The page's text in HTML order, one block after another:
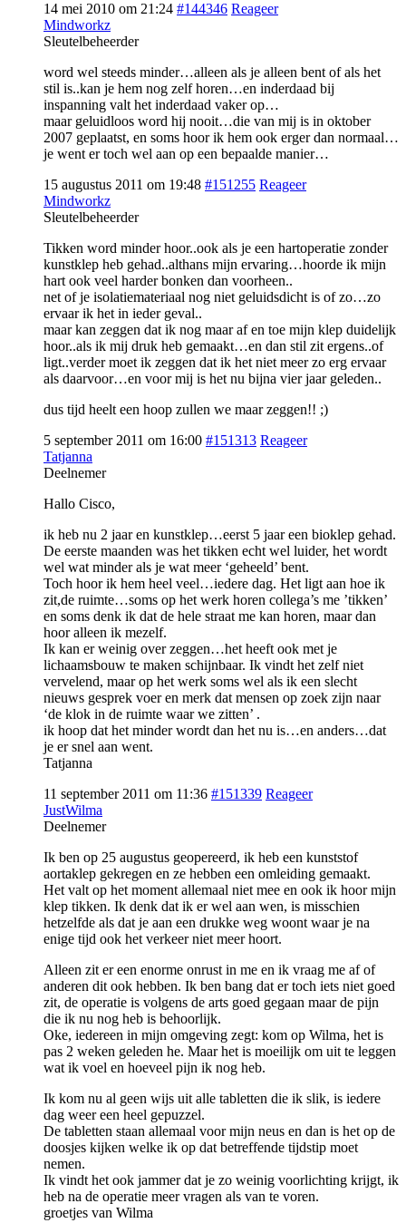
14 mei 2010 om 21:24 #144346 Reageer
Mindworkz
Sleutelbeheerder
word wel steeds minder…alleen als je alleen bent of als het
stil is..kan je hem nog zelf horen…en inderdaad bij
inspanning valt het inderdaad vaker op…
maar geluidloos word hij nooit…die van mij is in oktober
2007 geplaatst, en soms hoor ik hem ook erger dan normaal…
je went er toch wel aan op een bepaalde manier…
15 augustus 2011 om 19:48 #151255 Reageer
Mindworkz
Sleutelbeheerder
Tikken word minder hoor..ook als je een hartoperatie zonder
kunstklep heb gehad..althans mijn ervaring…hoorde ik mijn
hart ook veel harder bonken dan voorheen..
net of je isolatiemateriaal nog niet geluidsdicht is of zo…zo
ervaar ik het in ieder geval..
maar kan zeggen dat ik nog maar af en toe mijn klep duidelijk
hoor..als ik mij druk heb gemaakt…en dan stil zit ergens..of
ligt..verder moet ik zeggen dat ik het niet meer zo erg ervaar
als daarvoor…en voor mij is het nu bijna vier jaar geleden..
dus tijd heelt een hoop zullen we maar zeggen!! ;)
5 september 2011 om 16:00 #151313 Reageer
Tatjanna
Deelnemer
Hallo Cisco,
ik heb nu 2 jaar en kunstklep…eerst 5 jaar een bioklep gehad.
De eerste maanden was het tikken echt wel luider, het wordt
wel wat minder als je wat meer ‘geheeld’ bent.
Toch hoor ik hem heel veel…iedere dag. Het ligt aan hoe ik
zit,de ruimte…soms op het werk horen collega’s me ’tikken’
en soms denk ik dat de hele straat me kan horen, maar dan
hoor alleen ik mezelf.
Ik kan er weinig over zeggen…het heeft ook met je
lichaamsbouw te maken schijnbaar. Ik vindt het zelf niet
vervelend, maar op het werk soms wel als ik een slecht
nieuws gesprek voer en merk dat mensen op zoek zijn naar
‘de klok in de ruimte waar we zitten’ .
ik hoop dat het minder wordt dan het nu is…en anders…dat
je er snel aan went.
Tatjanna
11 september 2011 om 11:36 #151339 Reageer
JustWilma
Deelnemer
Ik ben op 25 augustus geopereerd, ik heb een kunststof
aortaklep gekregen en ze hebben een omleiding gemaakt.
Het valt op het moment allemaal niet mee en ook ik hoor mijn
klep tikken. Ik denk dat ik er wel aan wen, is misschien
hetzelfde als dat je aan een drukke weg woont waar je na
enige tijd ook het verkeer niet meer hoort.
Alleen zit er een enorme onrust in me en ik vraag me af of
anderen dit ook hebben. Ik ben bang dat er toch iets niet goed
zit, de operatie is volgens de arts goed gegaan maar de pijn
die ik nu nog heb is behoorlijk.
Oke, iedereen in mijn omgeving zegt: kom op Wilma, het is
pas 2 weken geleden he. Maar het is moeilijk om uit te leggen
wat ik voel en hoeveel pijn ik nog heb.
Ik kom nu al geen wijs uit alle tabletten die ik slik, is iedere
dag weer een heel gepuzzel.
De tabletten staan allemaal voor mijn neus en dan is het op de
doosjes kijken welke ik op dat betreffende tijdstip moet
nemen.
Ik vindt het ook jammer dat je zo weinig voorlichting krijgt, ik
heb na de operatie meer vragen als van te voren.
groetjes van Wilma